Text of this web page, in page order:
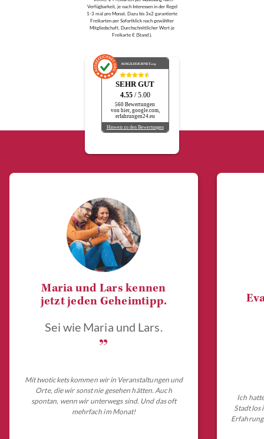
Verfügbarkeit, je nach Interessen in der Regel
1-3 mal pro Monat. Dazu bis 3x2 garantierte
Freikarten per Sofortklick nach gewählter
Mitgliedschaft. Durchschnittlicher Wert je
Freikarte € (Stand ).
AUSGEZEICHNET.org
SEHR GUT
4.55 / 5.00
560 Bewertungen
von hier, google.com,
erfahrungen24.eu
Hinweis zu den Bewertungen
Maria und Lars kennen
jetzt jeden Geheimtipp.
Sei wie Maria und Lars.
„
Mit twotickets kommen wir in Veranstaltungen und
Orte, die wir sonst nie gesehen hätten. Auch
spontan, wenn wir unterwegs sind. Und das oft
mehrfach im Monat!
Ich
Stadt los